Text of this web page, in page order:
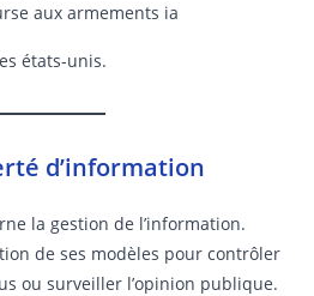
aux armements ia
états-unis.
d’information
la gestion de l’information.
de ses modèles pour contrôler
ou surveiller l’opinion publique.